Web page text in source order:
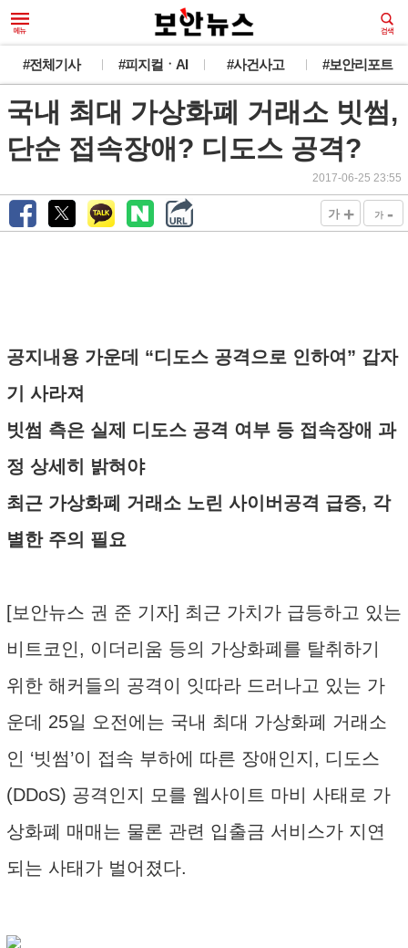
#전체기사 #피지컬ㆍAI #사건사고 #보안리포트
국내 최대 가상화폐 거래소 빗썸,
단순 접속장애? 디도스 공격?
2017-06-25 23:55
가 + 가 -
공지내용 가운데 “디도스 공격으로 인하여” 갑자
기 사라져
빗썸 측은 실제 디도스 공격 여부 등 접속장애 과
정 상세히 밝혀야
최근 가상화폐 거래소 노린 사이버공격 급증, 각
별한 주의 필요
[보안뉴스 권 준 기자] 최근 가치가 급등하고 있는
비트코인, 이더리움 등의 가상화폐를 탈취하기
위한 해커들의 공격이 잇따라 드러나고 있는 가
운데 25일 오전에는 국내 최대 가상화폐 거래소
인 ‘빗썸’이 접속 부하에 따른 장애인지, 디도스
(DDoS) 공격인지 모를 웹사이트 마비 사태로 가
상화폐 매매는 물론 관련 입출금 서비스가 지연
되는 사태가 벌어졌다.